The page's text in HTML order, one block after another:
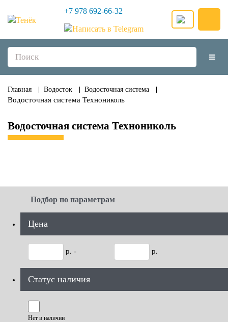
+7 978 692-66-32
Главная Водосток Водосточная система
Водосточная система Технониколь
Водосточная система Технониколь
Подбор по параметрам
Цена
р. - р.
Статус наличия
Нет в наличии